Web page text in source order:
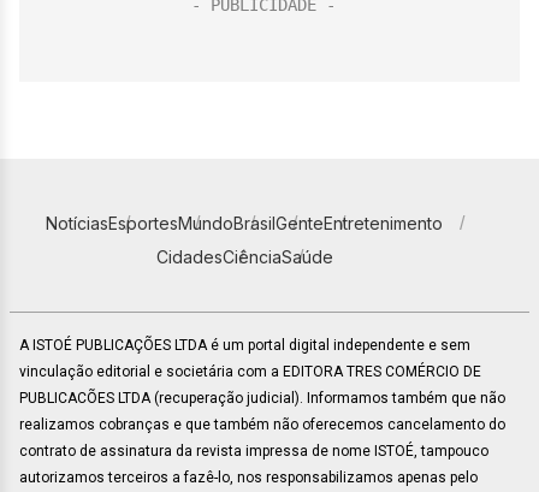
NotíciasEsportesMundoBrasilGenteEntretenimento
CidadesCiênciaSaúde
A ISTOÉ PUBLICAÇÕES LTDA é um portal digital independente e sem
vinculação editorial e societária com a EDITORA TRES COMÉRCIO DE
PUBLICACÕES LTDA (recuperação judicial). Informamos também que não
realizamos cobranças e que também não oferecemos cancelamento do
contrato de assinatura da revista impressa de nome ISTOÉ, tampouco
autorizamos terceiros a fazê-lo, nos responsabilizamos apenas pelo